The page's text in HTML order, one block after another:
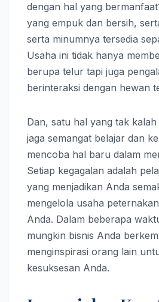
dengan hal yang
yang empuk dan bersih,
serta minumnya tersedia
Usaha ini tidak hanya
berupa telur tapi juga
berinteraksi dengan hewan
Dan, satu hal yang tak
jaga semangat belajar dan
mencoba hal baru dalam
Setiap kegagalan adalah
yang menjadikan Anda
mengelola usaha
Anda. Dalam beberapa
mungkin bisnis Anda
menginspirasi orang lain
kesuksesan Anda.